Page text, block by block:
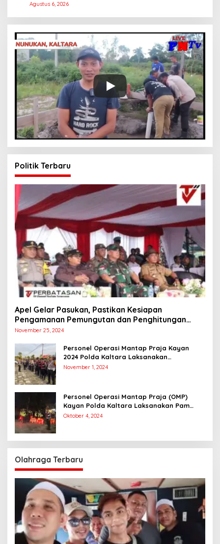
Agustus 6, 2026
Politik Terbaru
Apel Gelar Pasukan, Pastikan Kesiapan
Pengamanan Pemungutan dan Penghitungan
Suara
November 25, 2024
Personel Operasi Mantap Praja Kayan
2024 Polda Kaltara Laksanakan
Pengamanan Simulasi Pemungutan dan
November 1, 2024
Personel Operasi Mantap Praja (OMP)
Kayan Polda Kaltara Laksanakan Pam
Kampanye Paslon Gubernur dan Wakil
Oktober 4, 2024
Olahraga Terbaru